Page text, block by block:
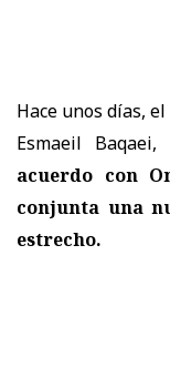
Hace unos días,
Esmaeil
acuerdo con
conjunta una
estrecho.